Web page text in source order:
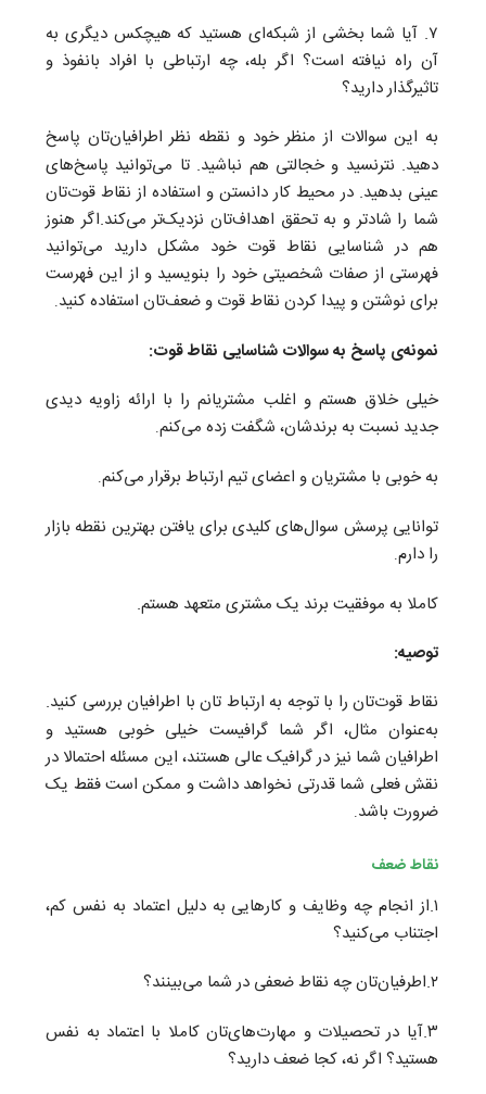
۷. آیا شما بخشی از شبکه‌ای هستید که هیچکس دیگری به
آن راه نیافته است؟ اگر بله، چه ارتباطی با افراد بانفوذ و
تاثیرگذار دارید؟
به این سوالات از منظر خود و نقطه نظر اطرافیانتان پاسخ
دهید. نترنسید و خجالتی هم نباشید. تا می‌توانید پاسخ‌های
عینی بدهید. در محیط کار دانستن و استفاده از نقاط قوت‌تان
شما را شادتر و به تحقق اهداف‌تان نزدیک‌تر می‌کند.اگر هنوز
هم در شناسایی نقاط قوت خود مشکل دارید می‌توانید
فهرستی از صفات شخصیتی خود را بنویسید و از این فهرست
برای نوشتن و پیدا کردن نقاط قوت و ضعف‌تان استفاده کنید.
نمونه‌ی پاسخ به سوالات شناسایی نقاط قوت:
خیلی خلاق هستم و اغلب مشتریانم را با ارائه زاویه دیدی
جدید نسبت به برندشان، شگفت زده می‌کنم.
به خوبی با مشتریان و اعضای تیم ارتباط برقرار می‌کنم.
توانایی پرسش سوال‌های کلیدی برای یافتن بهترین نقطه بازار
را دارم.
کاملا به موفقیت برند یک مشتری متعهد هستم.
توصیه:
نقاط قوت‌تان را با توجه به ارتباط تان با اطرافیانبررسی کنید.
به‌عنوان مثال، اگر شما گرافیست خیلی خوبی هستید و
اطرافیان شما نیز در گرافیک عالی هستند، این مسئله احتمالا در
نقش فعلی شما قدرتی نخواهد داشت و ممکن است فقط یک
ضرورت باشد.
نقاط ضعف
۱.از انجام چه وظایف و کارهایی به دلیل اعتماد به نفس کم،
اجتناب می‌کنید؟
۲.اطرفیان
تان چه نقاط ضعفی در شما می‌بینند؟
۳.آیا در تحصیلات و مهارت‌های‌تان کاملا با اعتماد به نفس
هستید؟ اگر نه، کجا ضعف دارید؟